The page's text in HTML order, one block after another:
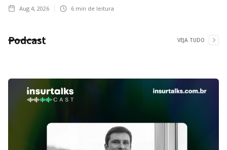
Aug 4, 2026 6 min de leitura
Podcast VEJA TUDO